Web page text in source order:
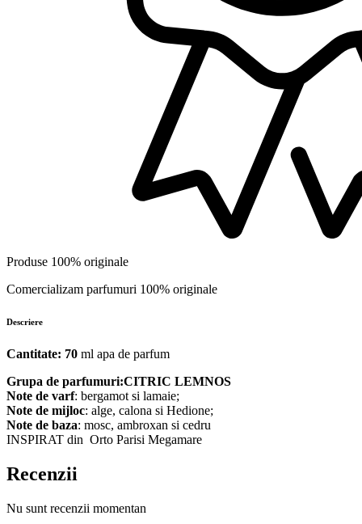
Produse 100% originale
Comercializam parfumuri 100% originale
Descriere
Cantitate: 70 ml apa de parfum
Grupa de parfumuri:CITRIC LEMNOS
Note de varf: bergamot si lamaie;
Note de mijloc: alge, calona si Hedione;
Note de baza: mosc, ambroxan si cedru
INSPIRAT din Orto Parisi Megamare
Recenzii
Nu sunt recenzii momentan